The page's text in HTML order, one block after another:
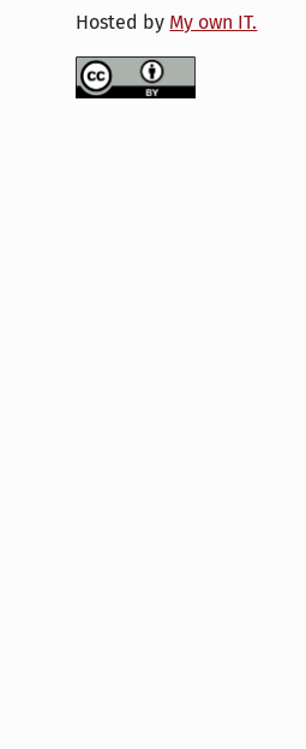
Hosted by My own IT.